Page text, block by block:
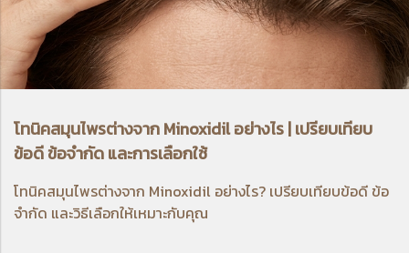
โทนิคสมุนไพรต่างจาก Minoxidil อย่างไร | เปรียบเทียบ
ข้อดี ข้อจำกัด และการเลือกใช้
โทนิคสมุนไพรต่างจาก Minoxidil อย่างไร? เปรียบเทียบข้อดี ข้อ
จำกัด และวิธีเลือกให้เหมาะกับคุณ